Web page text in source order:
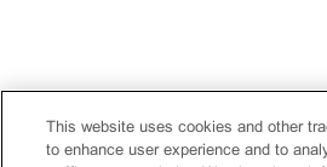
This website uses cookies and other
to enhance user experience and to